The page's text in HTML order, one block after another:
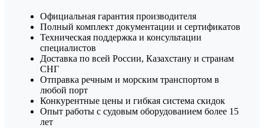
Официальная гарантия производителя
Полный комплект документации и сертификатов
Техническая поддержка и консультации
специалистов
Доставка по всей России, Казахстану и странам
СНГ
Отправка речным и морским транспортом в
любой порт
Конкурентные цены и гибкая система скидок
Опыт работы с судовым оборудованием более 15
лет